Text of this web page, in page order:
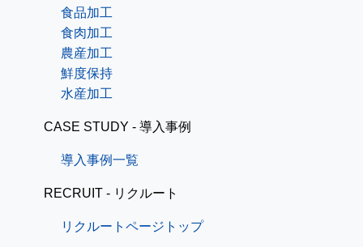
食品加工
食肉加工
農産加工
鮮度保持
水産加工
CASE STUDY - 導入事例
導入事例一覧
RECRUIT - リクルート
リクルートページトップ